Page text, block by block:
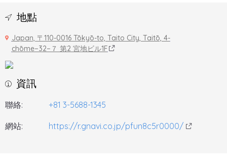
地點
Japan, 〒110-0016 Tōkyō-to, Taito City, Taitō, 4-
chōme−32−７ 第2 宮地ビル1F
資訊
聯絡: +81 3-5688-1345
網站: https://r.gnavi.co.jp/pfun8c5r0000/